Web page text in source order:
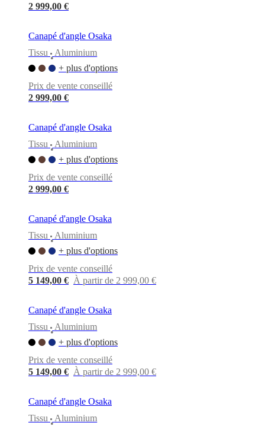
magasin À
BoConceptValeursResponsabilité
l’entrepriseL’histoireEspace
Savoir-
qualitéRencontre
designersPersonnalisationCarrières
certificationsDéclaration
d’accessibilité Devenir
franchiséProfessionalsTrade
ProgramProjectsArticles
2 999,00 €
Canapé d'angle Osaka
Tissu
•
Aluminium
+ plus d'options
Prix de vente conseillé
2 999,00 €
Canapé d'angle Osaka
Tissu
•
Aluminium
+ plus d'options
Prix de vente conseillé
2 999,00 €
Canapé d'angle Osaka
Tissu
•
Aluminium
+ plus d'options
Prix de vente conseillé
5 149,00 € À partir de 2 999,00 €
Canapé d'angle Osaka
Tissu
•
Aluminium
+ plus d'options
Prix de vente conseillé
5 149,00 € À partir de 2 999,00 €
Canapé d'angle Osaka
Tissu
•
Aluminium